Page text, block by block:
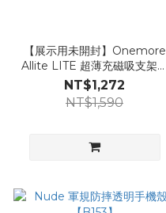
【展示用未開封】Onemore
Allite LITE 超薄充磁吸支架行
動電源【B106】
NT$1,272
NT$1,590